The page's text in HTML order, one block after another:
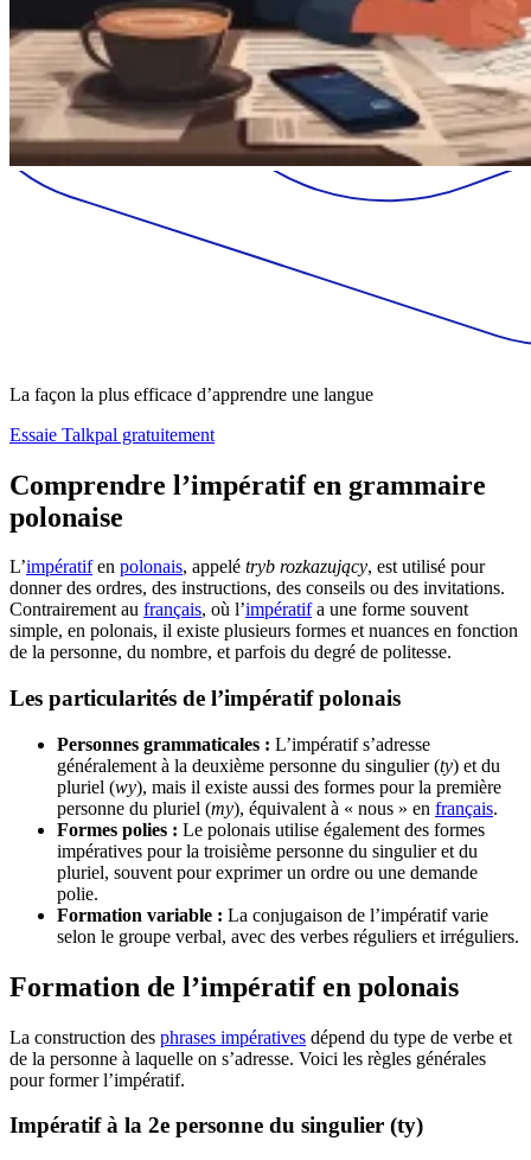
La façon la plus efficace d’apprendre une langue
Essaie Talkpal gratuitement
Comprendre l’impératif en grammaire
polonaise
L’impératifen polonais, appelé tryb rozkazujący, est utilisé pour
donner des ordres, des instructions, des conseils ou des invitations.
Contrairement au français, où l’impératifa une forme souvent
simple, en polonais, il existe plusieurs formes et nuances en fonction
de la personne, du nombre, et parfois du degré de politesse.
Les particularités de l’impératif polonais
Personnes grammaticales : L’impératif s’adresse
généralement à la deuxième personne du singulier (ty) et du
pluriel (wy), mais il existe aussi des formes pour la première
personne du pluriel (my), équivalent à « nous » en français.
Formes polies : Le polonais utilise également des formes
impératives pour la troisième personne du singulier et du
pluriel, souvent pour exprimer un ordre ou une demande
polie.
Formation variable : La conjugaison de l’impératif varie
selon le groupe verbal, avec des verbes réguliers et irréguliers.
Formation de l’impératif en polonais
La construction des phrases impératives dépend du type de verbe et
de la personne à laquelle on s’adresse. Voici les règles générales
pour former l’impératif.
Impératif à la 2e personne du singulier (ty)